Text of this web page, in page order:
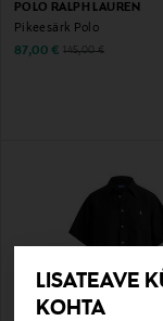
LISATEAVE
KOHTA
POLO RALPH LAUREN
Pikeesärk Polo
Discounted Price
87,00 € Original Price
145,00 €